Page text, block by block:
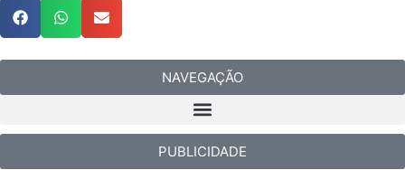
NAVEGAÇÃO
PUBLICIDADE